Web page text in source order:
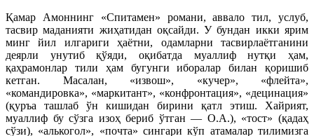
Қамар Амоннинг «Спитамен» романи, аввало тил, услуб,
тасвир маданияти жиҳатидан оқсайди. У бундан икки ярим
минг йил илгариги ҳаётни, одамларни тасвирлаётганини
деярли унутиб қўяди, оқибатда муаллиф нутқи ҳам,
қаҳрамонлар тили ҳам бугунги иборалар билан қоришиб
кетган. Масалан, «извош», «кучер», «флейта»,
«командировка», «маркитант», «конфронтация», «децинация»
(қуръа ташлаб ўн кишидан бирини қатл этиш. Хайрият,
муаллиф бу сўзга изоҳ бериб ўтган — О.А.), «тост» (қадаҳ
сўзи), «алькогол», «почта» сингари кўп атамалар тилимизга